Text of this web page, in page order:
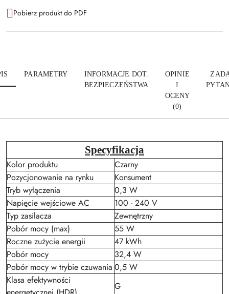
Pobierz produkt do PDF
PARAMETRY
INFORMACJE DOT.
BEZPIECZEŃSTWA
OPINIE
I
OCENY
(0)
Specyfikacja
Kolor produktu
Czarny
Pozycjonowanie na rynku
Konsument
Tryb wyłączenia
0,3 W
Napięcie wejściowe AC
100 - 240 V
Typ zasilacza
Zewnętrzny
Pobór mocy (max)
55 W
Roczne zużycie energii
47 kWh
Pobór mocy
32,4 W
Pobór mocy w trybie czuwania 0,5 W
Klasa efektywności
G